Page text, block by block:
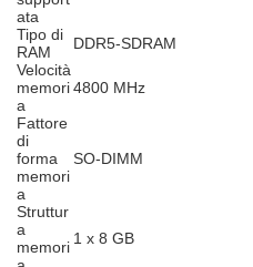
ata
Tipo di
RAM
DDR5-SDRAM
Velocità
memori
a
4800 MHz
Fattore
di
forma
memori
a
SO-DIMM
Struttur
a
memori 1 x 8 GB